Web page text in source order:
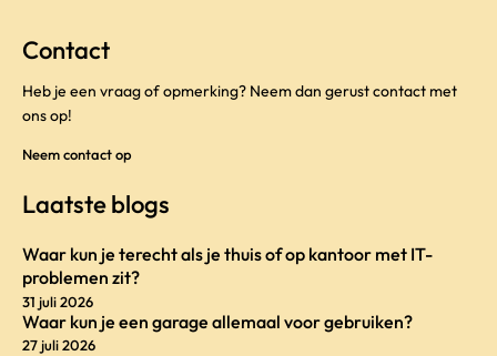
Contact
Heb je een vraag of opmerking? Neem dan gerust contact met
ons op!
Neem contact op
Laatste blogs
Waar kun je terecht als je thuis of op kantoor met IT-
problemen zit?
31 juli 2026
Waar kun je een garage allemaal voor gebruiken?
27 juli 2026